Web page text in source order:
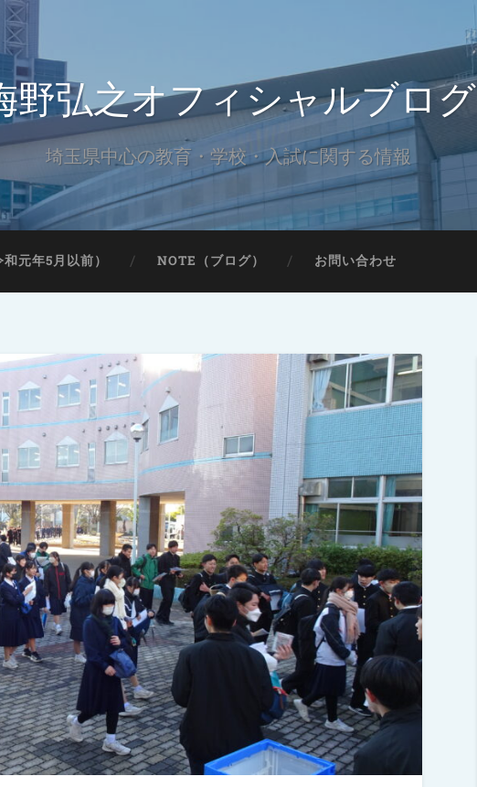
野弘之オフィシャルブログ
埼玉県中心の教育・学校・入試に関する情報
元年5月以前） NOTE（ブログ） お問い合わせ